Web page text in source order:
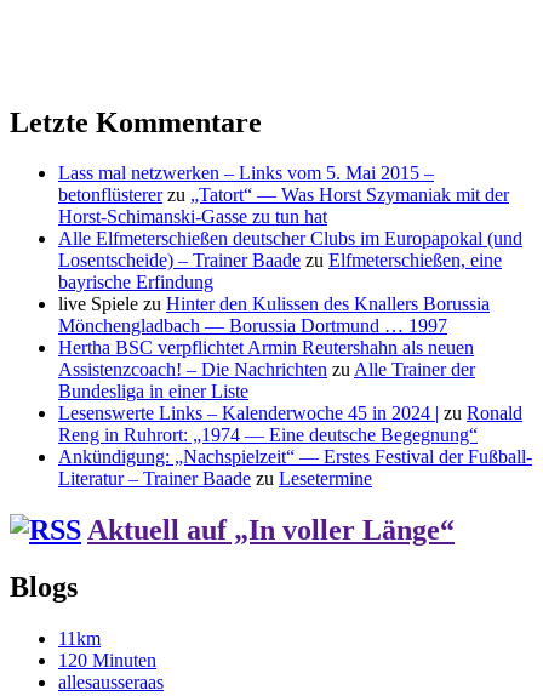
Letzte Kommentare
Lass mal netzwerken – Links vom 5. Mai 2015 –
betonflüstererzu „Tatort“ — Was Horst Szymaniak mit der
Horst-Schimanski-Gasse zu tun hat
Alle Elfmeterschießen deutscher Clubs im Europapokal (und
Losentscheide) – Trainer Baade zu Elfmeterschießen, eine
bayrische Erfindung
live Spiele zu Hinter den Kulissen des Knallers Borussia
Mönchengladbach — Borussia Dortmund … 1997
Hertha BSC verpflichtet Armin Reutershahn als neuen
Assistenzcoach! – Die Nachrichten zuAlle Trainer der
Bundesliga in einer Liste
Lesenswerte Links – Kalenderwoche 45 in 2024 | zu Ronald
Reng in Ruhrort: „1974 — Eine deutsche Begegnung“
Ankündigung: „Nachspielzeit“ — Erstes Festival der Fußball-
Literatur – Trainer Baade zu Lesetermine
Aktuell auf „In voller Länge“
Blogs
11km
120 Minuten
allesausseraas